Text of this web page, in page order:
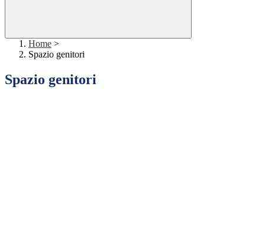
Home >
Spazio genitori
Spazio genitori